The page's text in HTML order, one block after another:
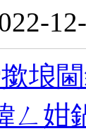
埌
ㄥ姏